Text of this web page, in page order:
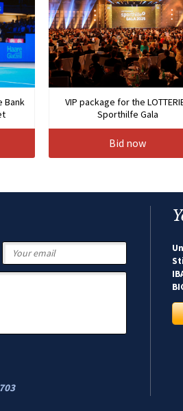
Bank
VIP package for the
Sporthilfe Gala
Bid now